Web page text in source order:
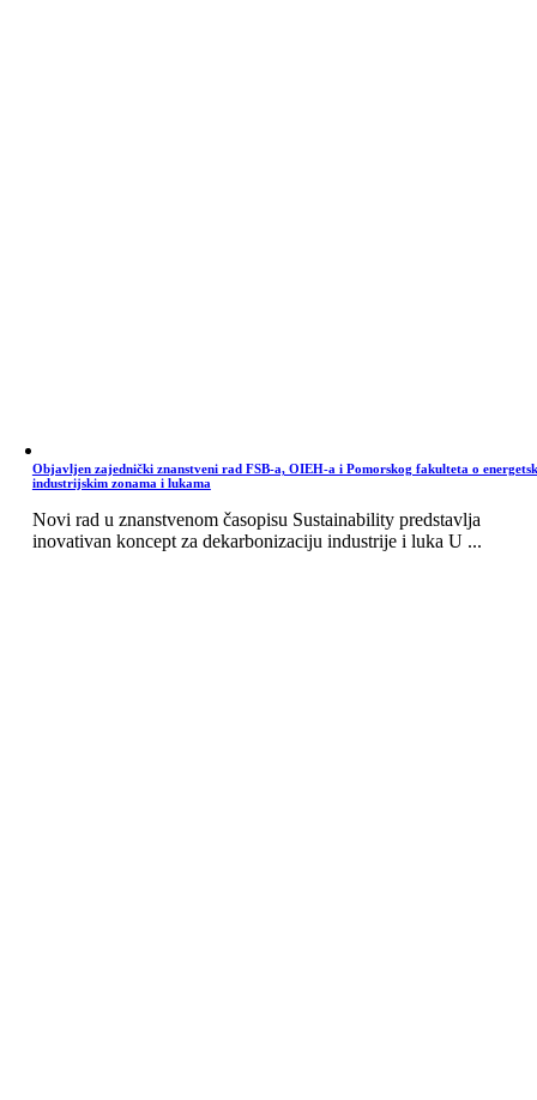
Objavljen zajednički znanstveni rad FSB-a, OIEH-a i Pomorskog fakulteta o
industrijskim zonama i lukama
Novi rad u znanstvenom časopisu Sustainability predstavlja
inovativan koncept za dekarbonizaciju industrije i luka U ...